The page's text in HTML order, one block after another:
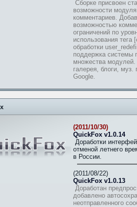
Сборке присвоен
возможности
комментариев.
возможностью
ограничений по
использования тега
обработки
поддержка системы
множества
галерея, блоги, муз.
Google.
(2011/10/30)
QuickFox v1.0.14
Доработки
отменой летнего
в России.
(2011/08/22)
QuickFox v1.0.13
Доработан
добавлено
неотправленного